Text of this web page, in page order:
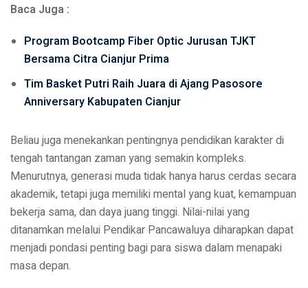
Baca Juga :
Program Bootcamp Fiber Optic Jurusan TJKT
Bersama Citra Cianjur Prima
Tim Basket Putri Raih Juara di Ajang Pasosore
Anniversary Kabupaten Cianjur
Beliau juga menekankan pentingnya pendidikan karakter di
tengah tantangan zaman yang semakin kompleks.
Menurutnya, generasi muda tidak hanya harus cerdas secara
akademik, tetapi juga memiliki mental yang kuat, kemampuan
bekerja sama, dan daya juang tinggi. Nilai-nilai yang
ditanamkan melalui Pendikar Pancawaluya diharapkan dapat
menjadi pondasi penting bagi para siswa dalam menapaki
masa depan.